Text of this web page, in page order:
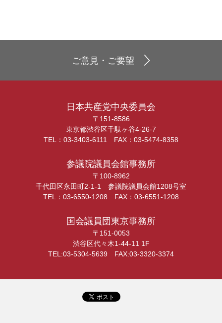
ご意見・ご要望
日本共産党中央委員会
〒151-8586
東京都渋谷区千駄ヶ谷4-26-7
TEL：03-3403-6111 FAX：03-5474-8358
参議院議員会館事務所
〒100-8962
千代田区永田町2-1-1 参議院議員会館1208号室
TEL：03-6550-1208 FAX：03-6551-1208
国会議員団東京事務所
〒151-0053
渋谷区代々木1-44-11 1F
TEL:03-5304-5639 FAX:03-3320-3374